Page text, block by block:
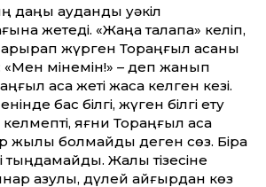
даңқы аудандық уәкіл
жетеді. «Жаңа талапқа» келіп,
жүрген Тораңғыл қасқаны
«Мен мінемін!» – деп жанып
қасқа жеті жасқа келген кезі.
бас білгі, жүген білгі ету
яғни Тораңғыл қасқа
жылқы болмайды деген сөз. Бірақ
тыңдамайды. Жалы тізесіне
азулы, дүлей айғырдан көз